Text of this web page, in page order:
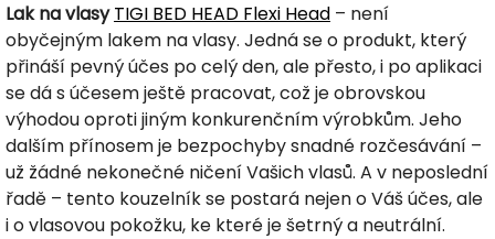
Lak na vlasy TIGI BED HEAD Flexi Head – není
obyčejným lakem na vlasy. Jedná se o produkt, který
přináší pevný účes po celý den, ale přesto, i po aplikaci
se dá s účesem ještě pracovat, což je obrovskou
výhodou oproti jiným konkurenčním výrobkům. Jeho
dalším přínosem je bezpochyby snadné rozčesávání –
už žádné nekonečné ničení Vašich vlasů. A v neposlední
řadě – tento kouzelník se postará nejen o Váš účes, ale
i o vlasovou pokožku, ke které je šetrný a neutrální.